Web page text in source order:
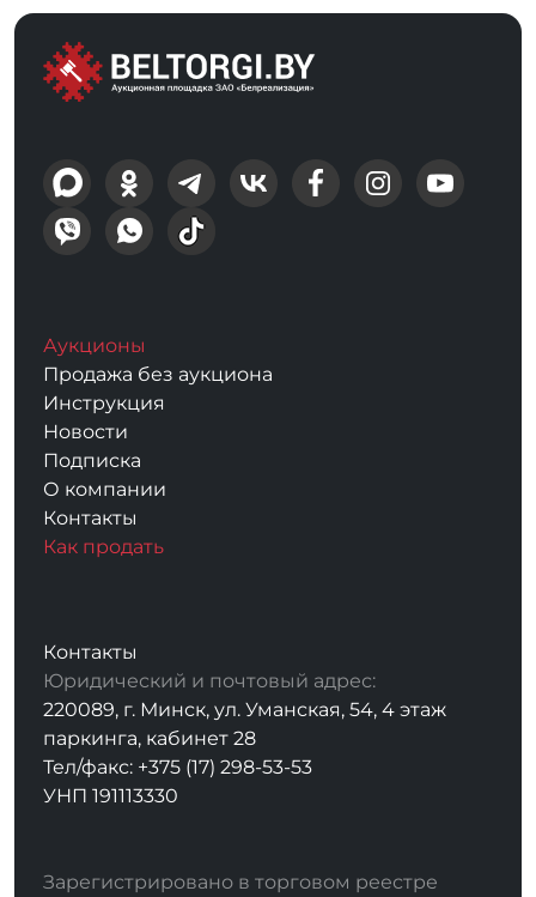
Аукционы
Продажа без аукциона
Инструкция
Новости
Подписка
О компании
Контакты
Как продать
Контакты
Юридический и почтовый адрес:
220089, г. Минск, ул. Уманская, 54, 4 этаж
паркинга, кабинет 28
Тел/факс: +375 (17) 298-53-53
УНП 191113330
Зарегистрировано в торговом реестре